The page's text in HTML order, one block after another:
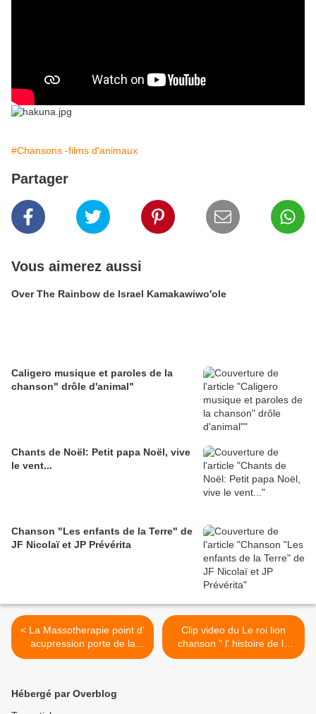
#Chansons -films d'animaux
Partager
Vous aimerez aussi
Over The Rainbow de Israel Kamakawiwo'ole
Caligero musique et paroles de la
chanson" drôle d'animal"
Chants de Noël: Petit papa Noël, vive
le vent...
Chanson "Les enfants de la Terre" de
JF Nicolaï et JP Prévérita
< La Massotherapie point d'
acupression porte de la
serenite
Clip video du Le roi lion
chanson " l' histoire de la
vie " >
Hébergé par Overblog